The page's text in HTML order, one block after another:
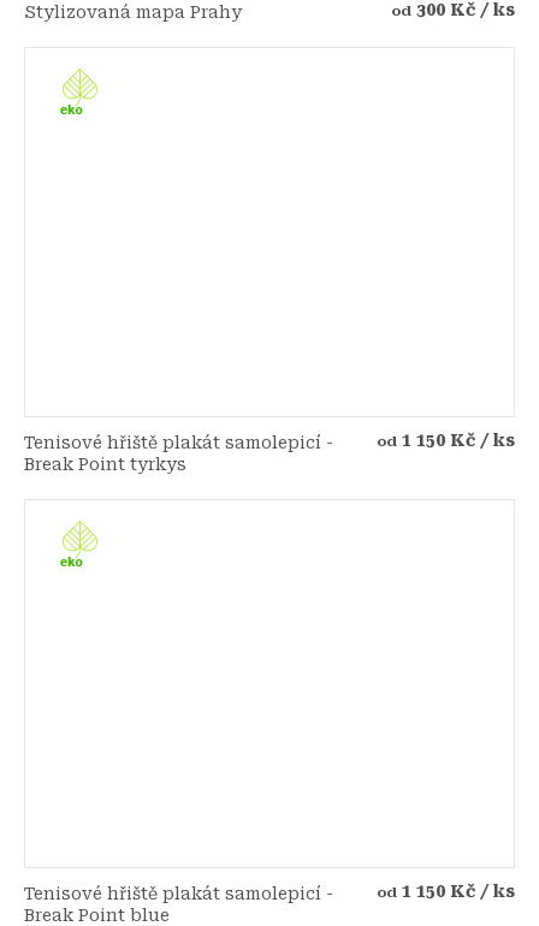
Stylizovaná mapa Prahy od 300 Kč / ks
Tenisové hřiště plakát samolepicí -
Break Point tyrkys
od 1 150 Kč / ks
Tenisové hřiště plakát samolepicí -
Break Point blue
od 1 150 Kč / ks